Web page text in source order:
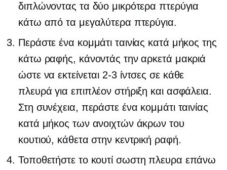
διπλώνοντας τα δύο μικρότερα πτερύγια
κάτω από τα μεγαλύτερα πτερύγια.
Περάστε ένα κομμάτι ταινίας κατά μήκος της
κάτω ραφής, κάνοντάς την αρκετά μακριά
ώστε να εκτείνεται 2-3ίντσες σε κάθε
πλευρά για επιπλέον στήριξη και ασφάλεια.
Στη συνέχεια, περάστε ένα κομμάτι ταινίας
κατά μήκος των ανοιχτών άκρων του
κουτιού, κάθετα στην κεντρική ραφή.
Τοποθετήστε το κουτί σωστη πλευρα επάνω